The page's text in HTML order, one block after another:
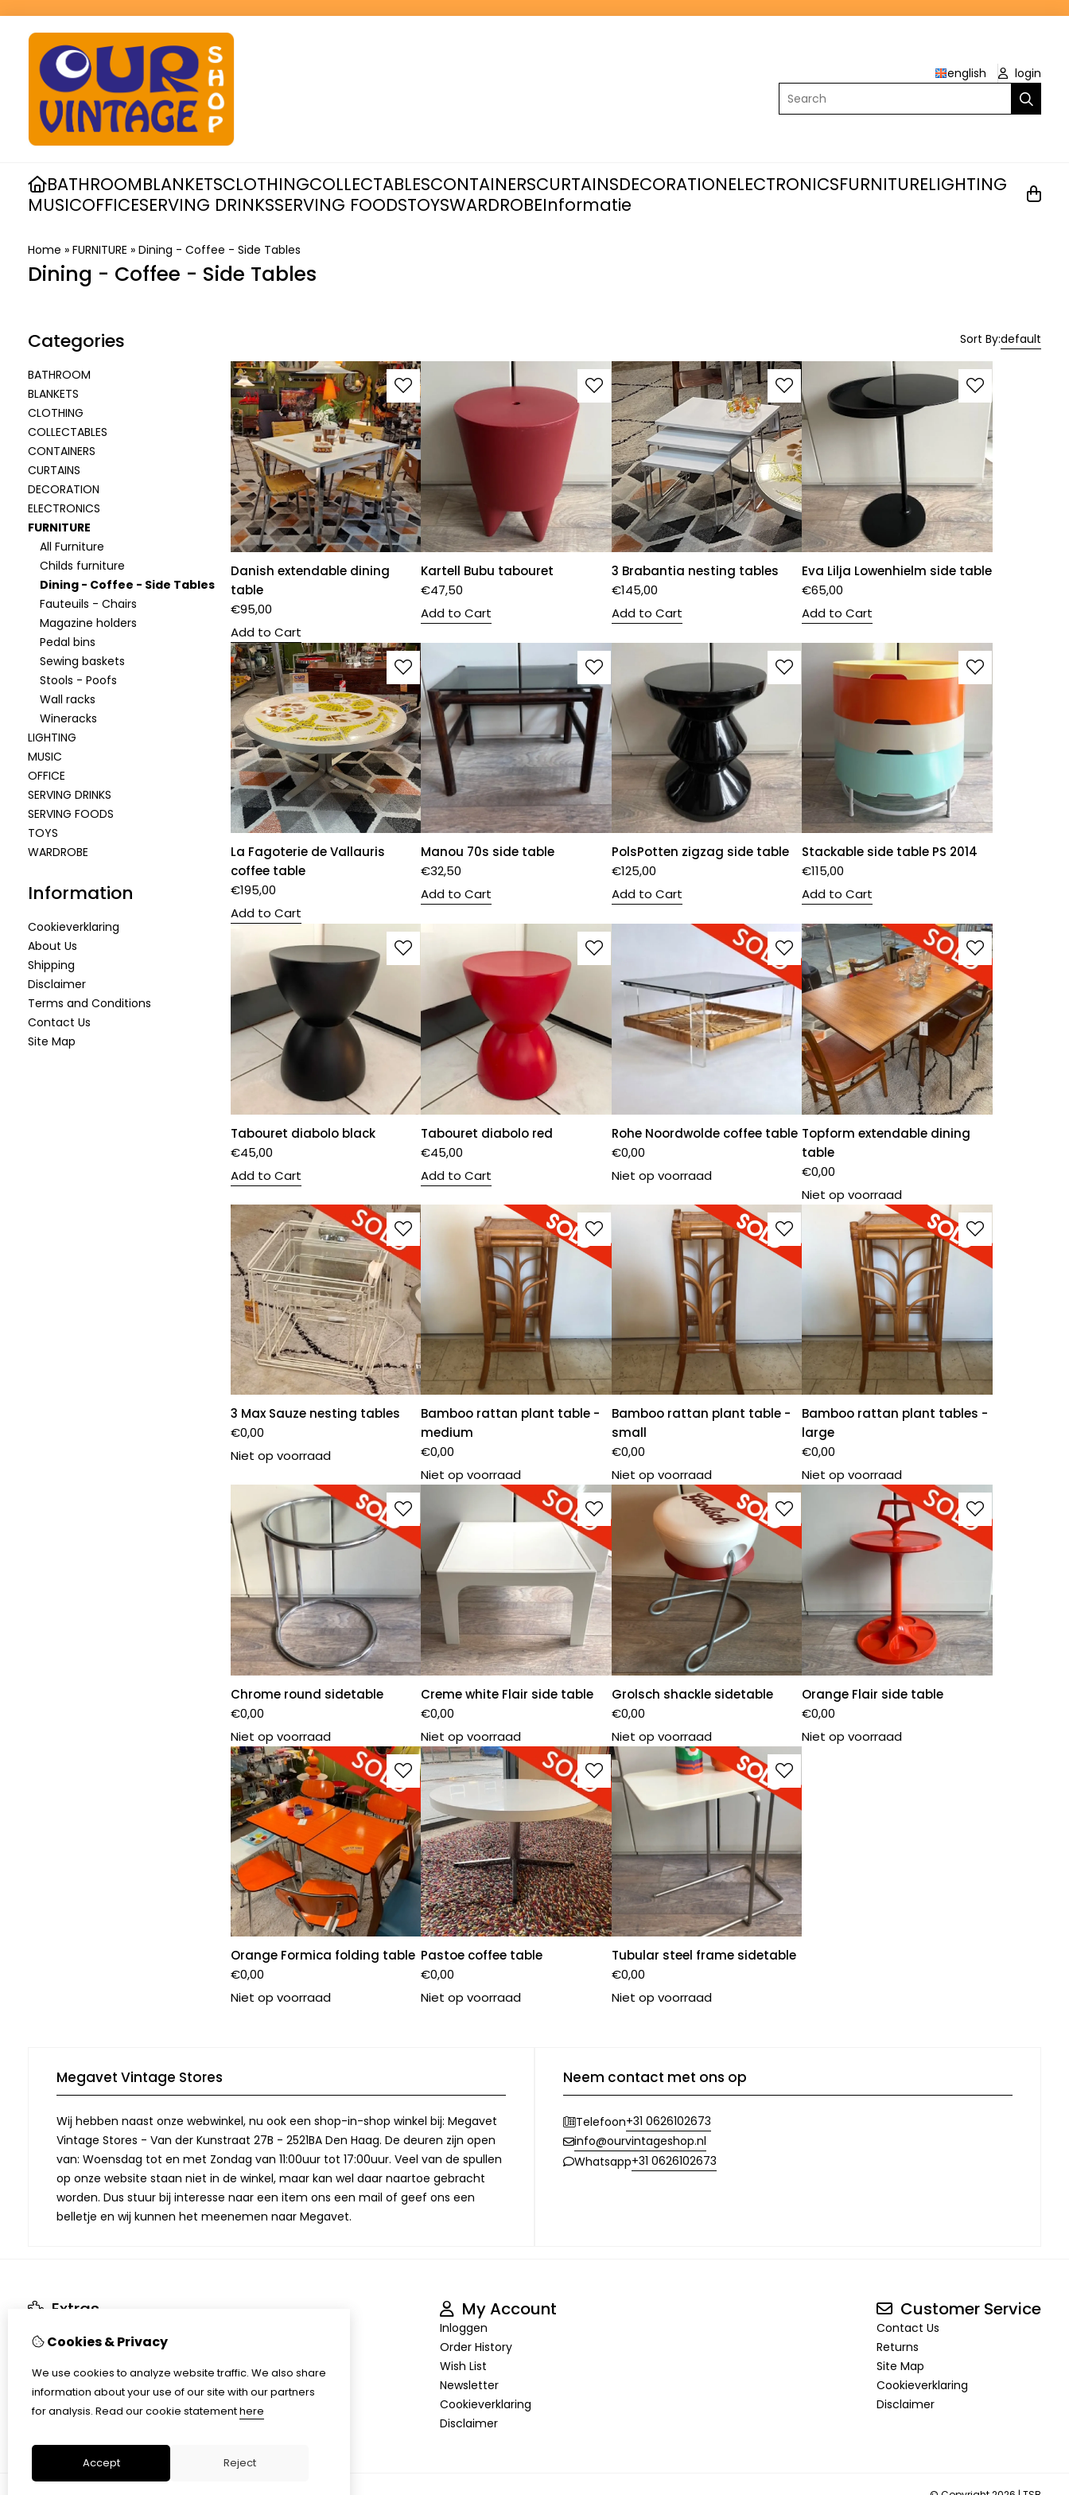
english
login
Search
BATHROOMBLANKETSCLOTHINGCOLLECTABLESCONTAINERSCURTAINSDECORATIONELECTRONICSFURNITURELIGHTING
MUSICOFFICESERVING DRINKSSERVING FOODSTOYSWARDROBEInformatie
Home » FURNITURE » Dining - Coffee - Side Tables
Dining - Coffee - Side Tables
Categories
BATHROOM
BLANKETS
CLOTHING
COLLECTABLES
CONTAINERS
CURTAINS
DECORATION
ELECTRONICS
FURNITURE
All Furniture
Childs furniture
Dining - Coffee - Side Tables
Fauteuils - Chairs
Magazine holders
Pedal bins
Sewing baskets
Stools - Poofs
Wall racks
Wineracks
LIGHTING
MUSIC
OFFICE
SERVING DRINKS
SERVING FOODS
TOYS
WARDROBE
Information
Cookieverklaring
About Us
Shipping
Disclaimer
Terms and Conditions
Contact Us
Site Map
Sort By:default
Danish extendable dining
table
€95,00
Add to Cart
Kartell Bubu tabouret
€47,50
Add to Cart
3 Brabantia nesting tables
€145,00
Add to Cart
Eva Lilja Lowenhielm side table
€65,00
Add to Cart
La Fagoterie de Vallauris
coffee table
€195,00
Add to Cart
Manou 70s side table
€32,50
Add to Cart
PolsPotten zigzag side table
€125,00
Add to Cart
Stackable side table PS 2014
€115,00
Add to Cart
Tabouret diabolo black
€45,00
Add to Cart
Tabouret diabolo red
€45,00
Add to Cart
Rohe Noordwolde coffee table
€0,00
Niet op voorraad
Topform extendable dining
table
€0,00
Niet op voorraad
3 Max Sauze nesting tables
€0,00
Niet op voorraad
Bamboo rattan plant table -
medium
€0,00
Niet op voorraad
Bamboo rattan plant table -
small
€0,00
Niet op voorraad
Bamboo rattan plant tables -
large
€0,00
Niet op voorraad
Chrome round sidetable
€0,00
Niet op voorraad
Creme white Flair side table
€0,00
Niet op voorraad
Grolsch shackle sidetable
€0,00
Niet op voorraad
Orange Flair side table
€0,00
Niet op voorraad
Orange Formica folding table
€0,00
Niet op voorraad
Pastoe coffee table
€0,00
Niet op voorraad
Tubular steel frame sidetable
€0,00
Niet op voorraad
Megavet Vintage Stores
Wij hebben naast onze webwinkel, nu ook een shop-in-shop winkel bij: Megavet
Vintage Stores - Van der Kunstraat 27B - 2521BA Den Haag. De deuren zijn open
van: Woensdag tot en met Zondag van 11:00uur tot 17:00uur. Veel van de spullen
op onze website staan niet in de winkel, maar kan wel daar naartoe gebracht
worden. Dus stuur bij interesse naar een item ons een mail of geef ons een
belletje en wij kunnen het meenemen naar Megavet.
Neem contact met ons op
Telefoon+31 0626102673
info@ourvintageshop.nl
Whatsapp+31 0626102673
Extras
Gift Vouchers
Specials
Cookieverklaring
Disclaimer
My Account
Inloggen
Order History
Wish List
Newsletter
Cookieverklaring
Disclaimer
Customer Service
Contact Us
Returns
Site Map
Cookieverklaring
Disclaimer
Cookies & Privacy
We use cookies to analyze website traffic. We also share
information about your use of our site with our partners
for analysis. Read our cookie statementhere
Accept Reject